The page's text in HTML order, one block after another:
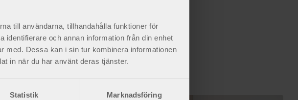
till användarna, tillhandahålla funktioner för
och annan information från din enhet
med. Dessa kan i sin tur kombinera informationen
in när du har använt deras tjänster.
Statistik Marknadsföring